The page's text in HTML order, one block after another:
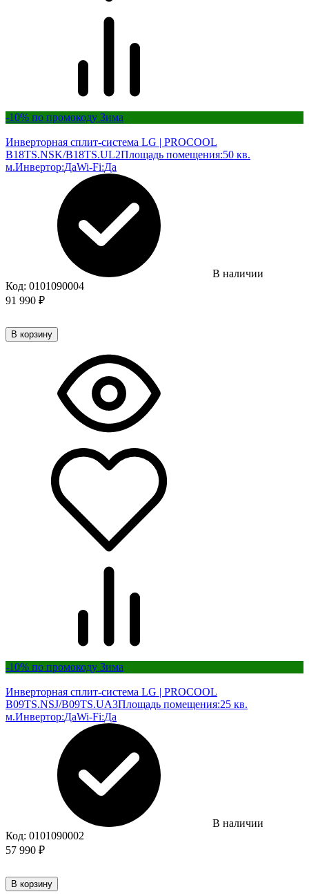
-10% по промокоду Зима
Инверторная сплит-система LG | PROCOOL
B18TS.NSK/B18TS.UL2Площадь помещения:50 кв.
м.Инвертор:ДаWi-Fi:Да
В наличии
Код: 0101090004
91 990 ₽
В корзину
-10% по промокоду Зима
Инверторная сплит-система LG | PROCOOL
B09TS.NSJ/B09TS.UA3Площадь помещения:25 кв.
м.Инвертор:ДаWi-Fi:Да
В наличии
Код: 0101090002
57 990 ₽
В корзину